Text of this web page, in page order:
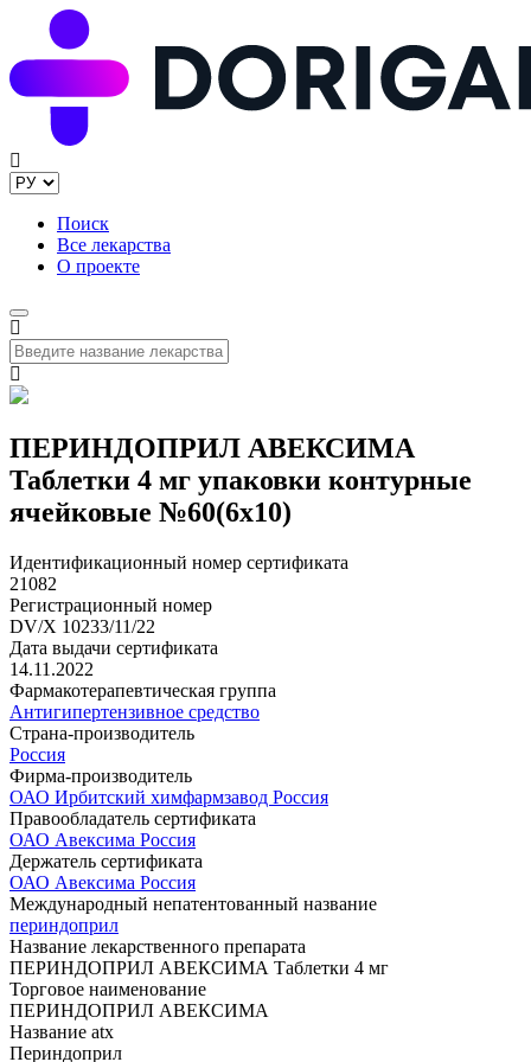
Поиск
Все лекарства
О проекте
ПЕРИНДОПРИЛ АВЕКСИМА
Таблетки 4 мг упаковки контурные
ячейковые №60(6x10)
Идентификационный номер сертификата
21082
Регистрационный номер
DV/X 10233/11/22
Дата выдачи сертификата
14.11.2022
Фармакотерапевтическая группа
Антигипертензивное средство
Страна-производитель
Россия
Фирма-производитель
ОАО Ирбитский химфармзавод Россия
Правообладатель сертификата
ОАО Авексима Россия
Держатель сертификата
ОАО Авексима Россия
Международный непатентованный название
периндоприл
Название лекарственного препарата
ПЕРИНДОПРИЛ АВЕКСИМА Таблетки 4 мг
Торговое наименование
ПЕРИНДОПРИЛ АВЕКСИМА
Название atx
Периндоприл